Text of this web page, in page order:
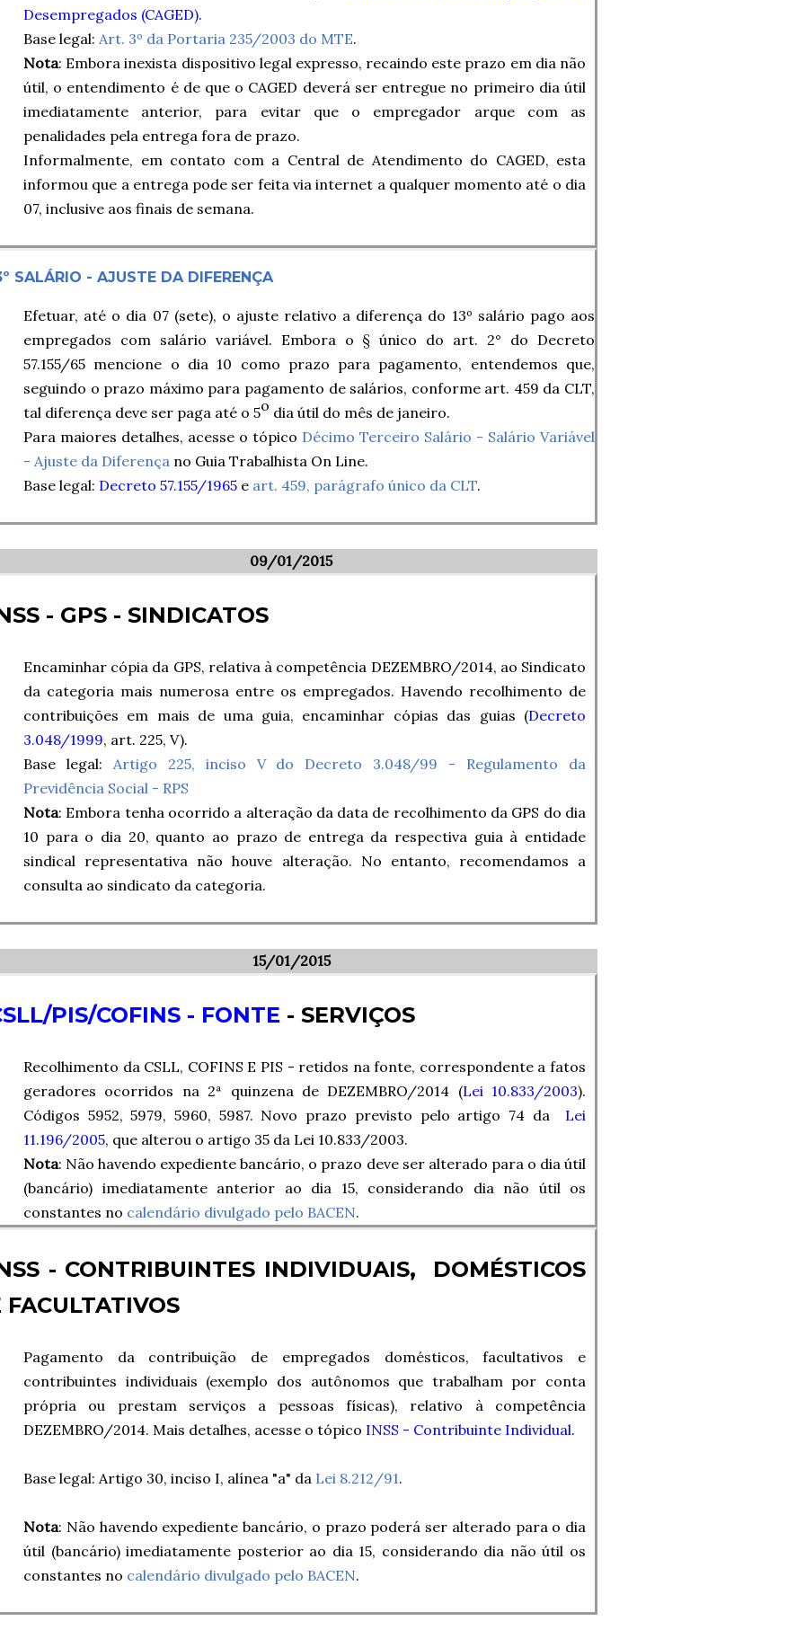
Desempregados (CAGED).
Base legal: Art. 3º da Portaria 235/2003 do MTE.
Nota: Embora inexista dispositivo legal expresso, recaindo este prazo em dia não
útil, o entendimento é de que o CAGED deverá ser entregue no primeiro dia útil
imediatamente anterior, para evitar que o empregador arque com as
penalidades pela entrega fora de prazo.
Informalmente, em contato com a Central de Atendimento do CAGED, esta
informou que a entrega pode ser feita via internet a qualquer momento até o dia
07, inclusive aos finais de semana.
SALÁRIO - AJUSTE DA DIFERENÇA
Efetuar, até o dia 07 (sete), o ajuste relativo a diferença do 13º salário pago aos
empregados com salário variável. Embora o § único do art. 2° do Decreto
57.155/65 mencione o dia 10 como prazo para pagamento, entendemos que,
seguindo o prazo máximo para pagamento de salários, conforme art. 459 da CLT,
tal diferença deve ser paga até o 5o dia útil do mês de janeiro.
Para maiores detalhes, acesse o tópico Décimo Terceiro Salário - Salário Variável
- Ajuste da Diferença no Guia Trabalhista On Line.
Base legal: Decreto 57.155/1965 e art. 459, parágrafo único da CLT.
09/01/2015
- GPS - SINDICATOS
Encaminhar cópia da GPS, relativa à competência DEZEMBRO/2014, ao Sindicato
da categoria mais numerosa entre os empregados. Havendo recolhimento de
contribuições em mais de uma guia, encaminhar cópias das guias (Decreto
3.048/1999, art. 225, V).
Base legal: Artigo 225, inciso V do Decreto 3.048/99 - Regulamento da
Previdência Social - RPS
Nota: Embora tenha ocorrido a alteração da data de recolhimento da GPS do dia
10 para o dia 20, quanto ao prazo de entrega da respectiva guia à entidade
sindical representativa não houve alteração. No entanto, recomendamos a
consulta ao sindicato da categoria.
15/01/2015
PIS/COFINS - FONTE - SERVIÇOS
Recolhimento da CSLL, COFINS E PIS - retidos na fonte, correspondente a fatos
geradores ocorridos na 2ª quinzena de DEZEMBRO/2014 (Lei 10.833/2003).
Códigos 5952, 5979, 5960, 5987. Novo prazo previsto pelo artigo 74 da Lei
11.196/2005, que alterou o artigo 35 da Lei 10.833/2003.
Nota: Não havendo expediente bancário, o prazo deve ser alterado para o dia útil
(bancário) imediatamente anterior ao dia 15, considerando dia não útil os
constantes no calendário divulgado pelo BACEN.
- CONTRIBUINTES INDIVIDUAIS, DOMÉSTICOS
FACULTATIVOS
Pagamento da contribuição de empregados domésticos, facultativos e
contribuintes individuais (exemplo dos autônomos que trabalham por conta
própria ou prestam serviços a pessoas físicas), relativo à competência
DEZEMBRO/2014. Mais detalhes, acesse o tópico INSS - Contribuinte Individual.
Base legal: Artigo 30, inciso I, alínea "a" da Lei 8.212/91.
Nota: Não havendo expediente bancário, o prazo poderá ser alterado para o dia
útil (bancário) imediatamente posterior ao dia 15, considerando dia não útil os
constantes no calendário divulgado pelo BACEN.